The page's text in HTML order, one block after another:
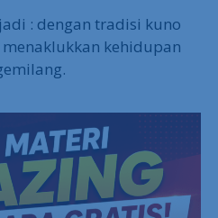
: dengan tradisi kuno
kehidupan